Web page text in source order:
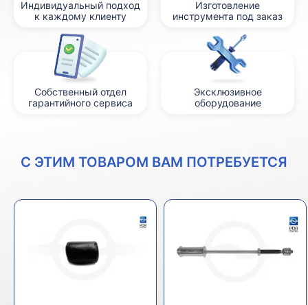
Индивидуальный подход
к каждому клиенту
Изготовление
инструмента под заказ
Собственный отдел
гарантийного сервиса
Эксклюзивное
оборудование
С ЭТИМ ТОВАРОМ ВАМ ПОТРЕБУЕТСЯ